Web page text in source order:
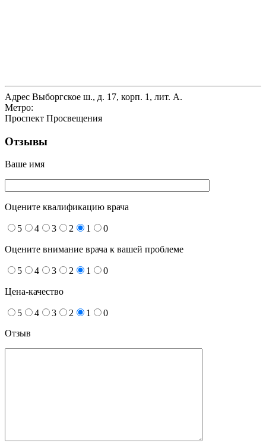
Адрес Выборгское ш., д. 17, корп. 1, лит. А.
Метро:
Проспект Просвещения
Отзывы
Ваше имя
Оцените квалификацию врача
5 4 3 2 1 0
Оцените внимание врача к вашей проблеме
5 4 3 2 1 0
Цена-качество
5 4 3 2 1
0
Отзыв